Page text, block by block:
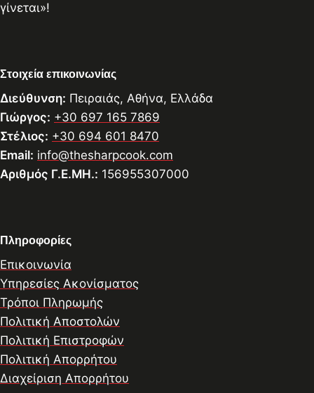
γίνεται»!
Στοιχεία επικοινωνίας
Διεύθυνση: Πειραιάς, Αθήνα, Ελλάδα
Γιώργος: +30 697 165 7869
Στέλιος: +30 694 601 8470
Email: info@thesharpcook.com
Αριθμός Γ.Ε.ΜΗ.: 156955307000
Πληροφορίες
Επικοινωνία
Υπηρεσίες Ακονίσματος
Τρόποι Πληρωμής
Πολιτική Αποστολών
Πολιτική Επιστροφών
Πολιτική Απορρήτου
Διαχείριση Απορρήτου